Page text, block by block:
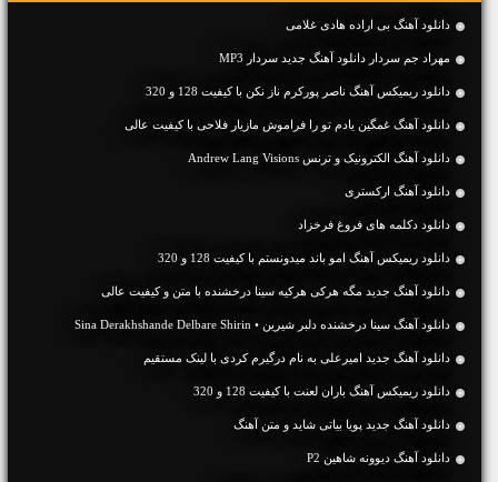
دانلود آهنگ بی اراده هادی غلامی
مهراد جم سردار دانلود آهنگ جدید سردار MP3
دانلود ریمیکس آهنگ ناصر پورکرم ناز نکن با کیفیت 128 و 320
دانلود آهنگ غمگین یادم تو را فراموش مازیار فلاحی با کیفیت عالی
دانلود آهنگ الکترونیک و ترنس Andrew Lang Visions
دانلود آهنگ ارکستری
دانلود دکلمه های فروغ فرخزاد
دانلود ریمیکس آهنگ امو باند میدونستم با کیفیت 128 و 320
دانلود آهنگ جديد مگه هرکی هرکیه سینا درخشنده با متن و کیفیت عالی
دانلود آهنگ سینا درخشنده دلبر شیرین • Sina Derakhshande Delbare Shirin
دانلود آهنگ جديد امیرعلی به نام درگیرم کردی با لینک مستقیم
دانلود ریمیکس آهنگ باران لعنت با کیفیت 128 و 320
دانلود آهنگ جديد پویا بیاتی شاید و متن آهنگ
دانلود آهنگ دیوونه شاهین P2